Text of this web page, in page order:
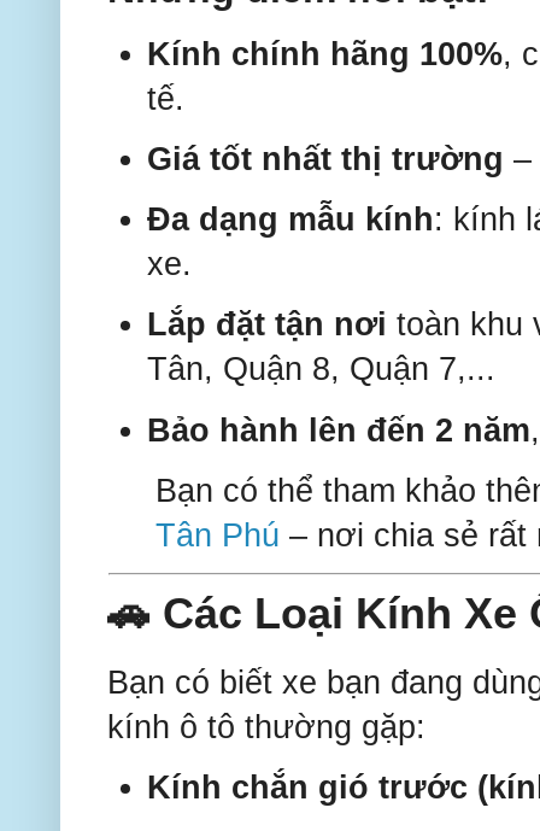
Kính chính hãng 100%,
tế.
Giá tốt nhất thị trường –
Đa dạng mẫu kính: kính
xe.
Lắp đặt tận nơi toàn khu
Tân, Quận 8, Quận 7,...
Bảo hành lên đến 2 năm
Bạn có thể tham khảo
Tân Phú – nơi chia sẻ rất
🚗 Các Loại Kính Xe
Bạn có biết xe bạn đang
kính ô tô thường gặp:
Kính chắn gió trước